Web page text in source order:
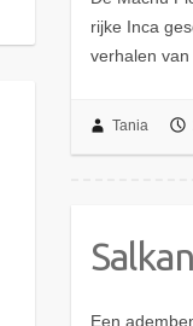
rijke Inca
verhalen
Tania
Een